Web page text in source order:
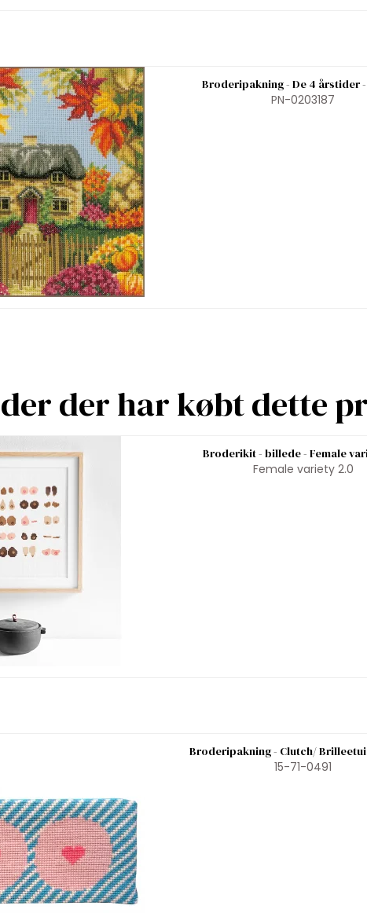
Broderipakning - De 4 årstider
PN-0203187
der har købt dette
Broderikit - billede - Female
Female variety 2.0
Broderipakning - Clutch/
15-71-0491